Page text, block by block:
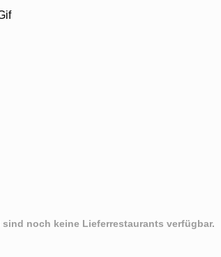
sind noch keine Lieferrestaurants verfügbar.